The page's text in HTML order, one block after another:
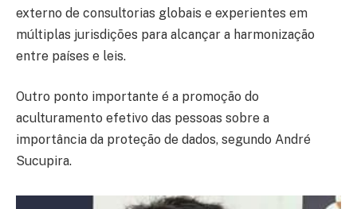
externo de consultorias globais e experientes em
múltiplas jurisdições para alcançar a harmonização
entre países e leis.
Outro ponto importante é a promoção do
aculturamento efetivo das pessoas sobre a
importância da proteção de dados, segundo André
Sucupira.